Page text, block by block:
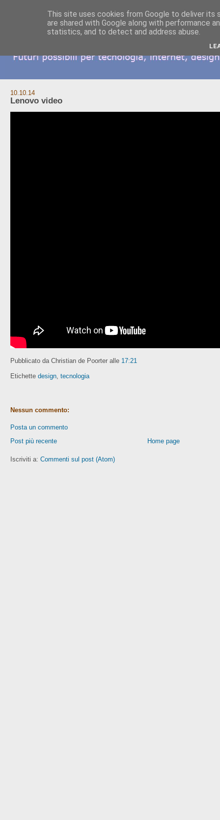
10.10.14
Lenovo video
Pubblicato da Christian de Poorter alle 17:21
Etichette design, tecnologia
Nessun commento:
Posta un commento
Post più recente
Home page
Iscriviti a: Commenti sul post (Atom)
This site uses cookies from Google to deliver its
are shared with Google along with performance
statistics, and to detect and address abuse.